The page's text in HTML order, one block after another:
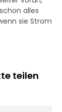
alles
sie Strom
teilen